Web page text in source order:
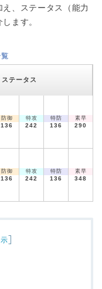
え、ステータス（能力
ます。
ステータス
防御
136
特攻
242
特防
136
素早
290
防御
136
特攻
242
特防
136
素早
348
]